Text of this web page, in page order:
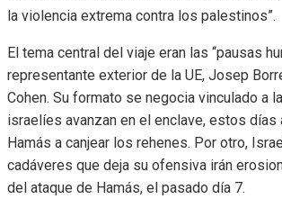
la violencia extrema contra los palestinos”.
El tema central del viaje eran las “pausas
representante exterior de la UE, Josep
Cohen. Su formato se negocia vinculado a
israelíes avanzan en el enclave, estos
Hamás a canjear los rehenes. Por otro,
cadáveres que deja su ofensiva irán
del ataque de Hamás, el pasado día 7.